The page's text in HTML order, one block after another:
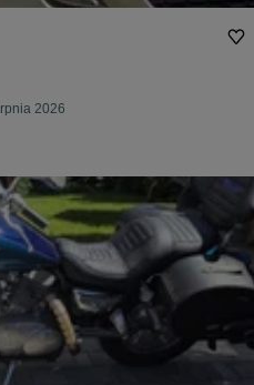
2026